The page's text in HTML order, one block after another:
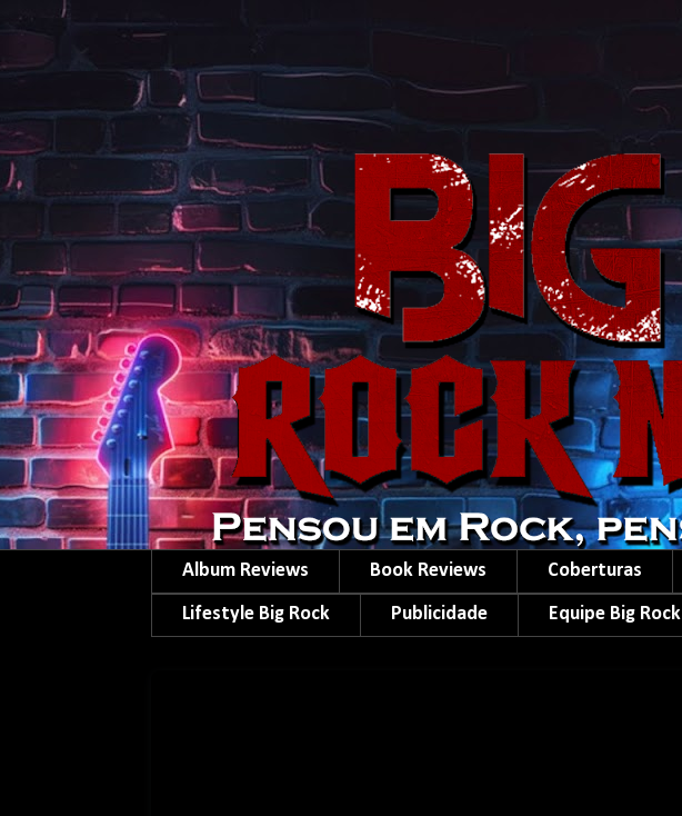
Album Reviews Book Reviews Coberturas
Lifestyle Big Rock Publicidade Equipe Big Rock